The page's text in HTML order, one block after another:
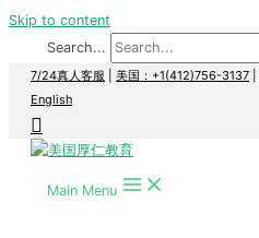
Skip to content
Search...
7/24真人客服 美国：+1(412)756-3137
English
Main Menu